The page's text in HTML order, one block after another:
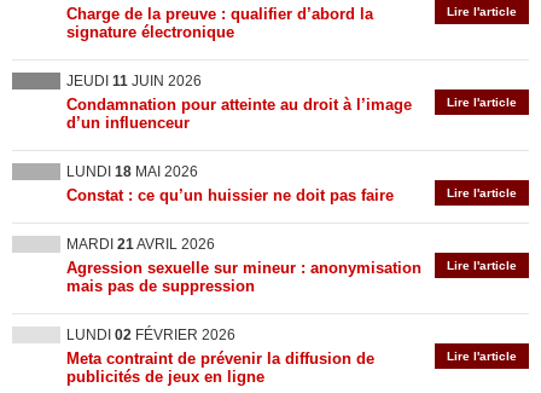
Lire l'article
Charge de la preuve : qualifier d’abord la
signature électronique
JEUDI 11 JUIN 2026
Lire l'article
Condamnation pour atteinte au droit à l’image
d’un influenceur
LUNDI 18 MAI 2026
Lire l'article
Constat : ce qu’un huissier ne doit pas faire
MARDI 21AVRIL 2026
Lire l'article
Agression sexuelle sur mineur : anonymisation
mais pas de suppression
LUNDI 02 FÉVRIER 2026
Lire l'article
Meta contraint de prévenir la diffusion de
publicités de jeux en ligne